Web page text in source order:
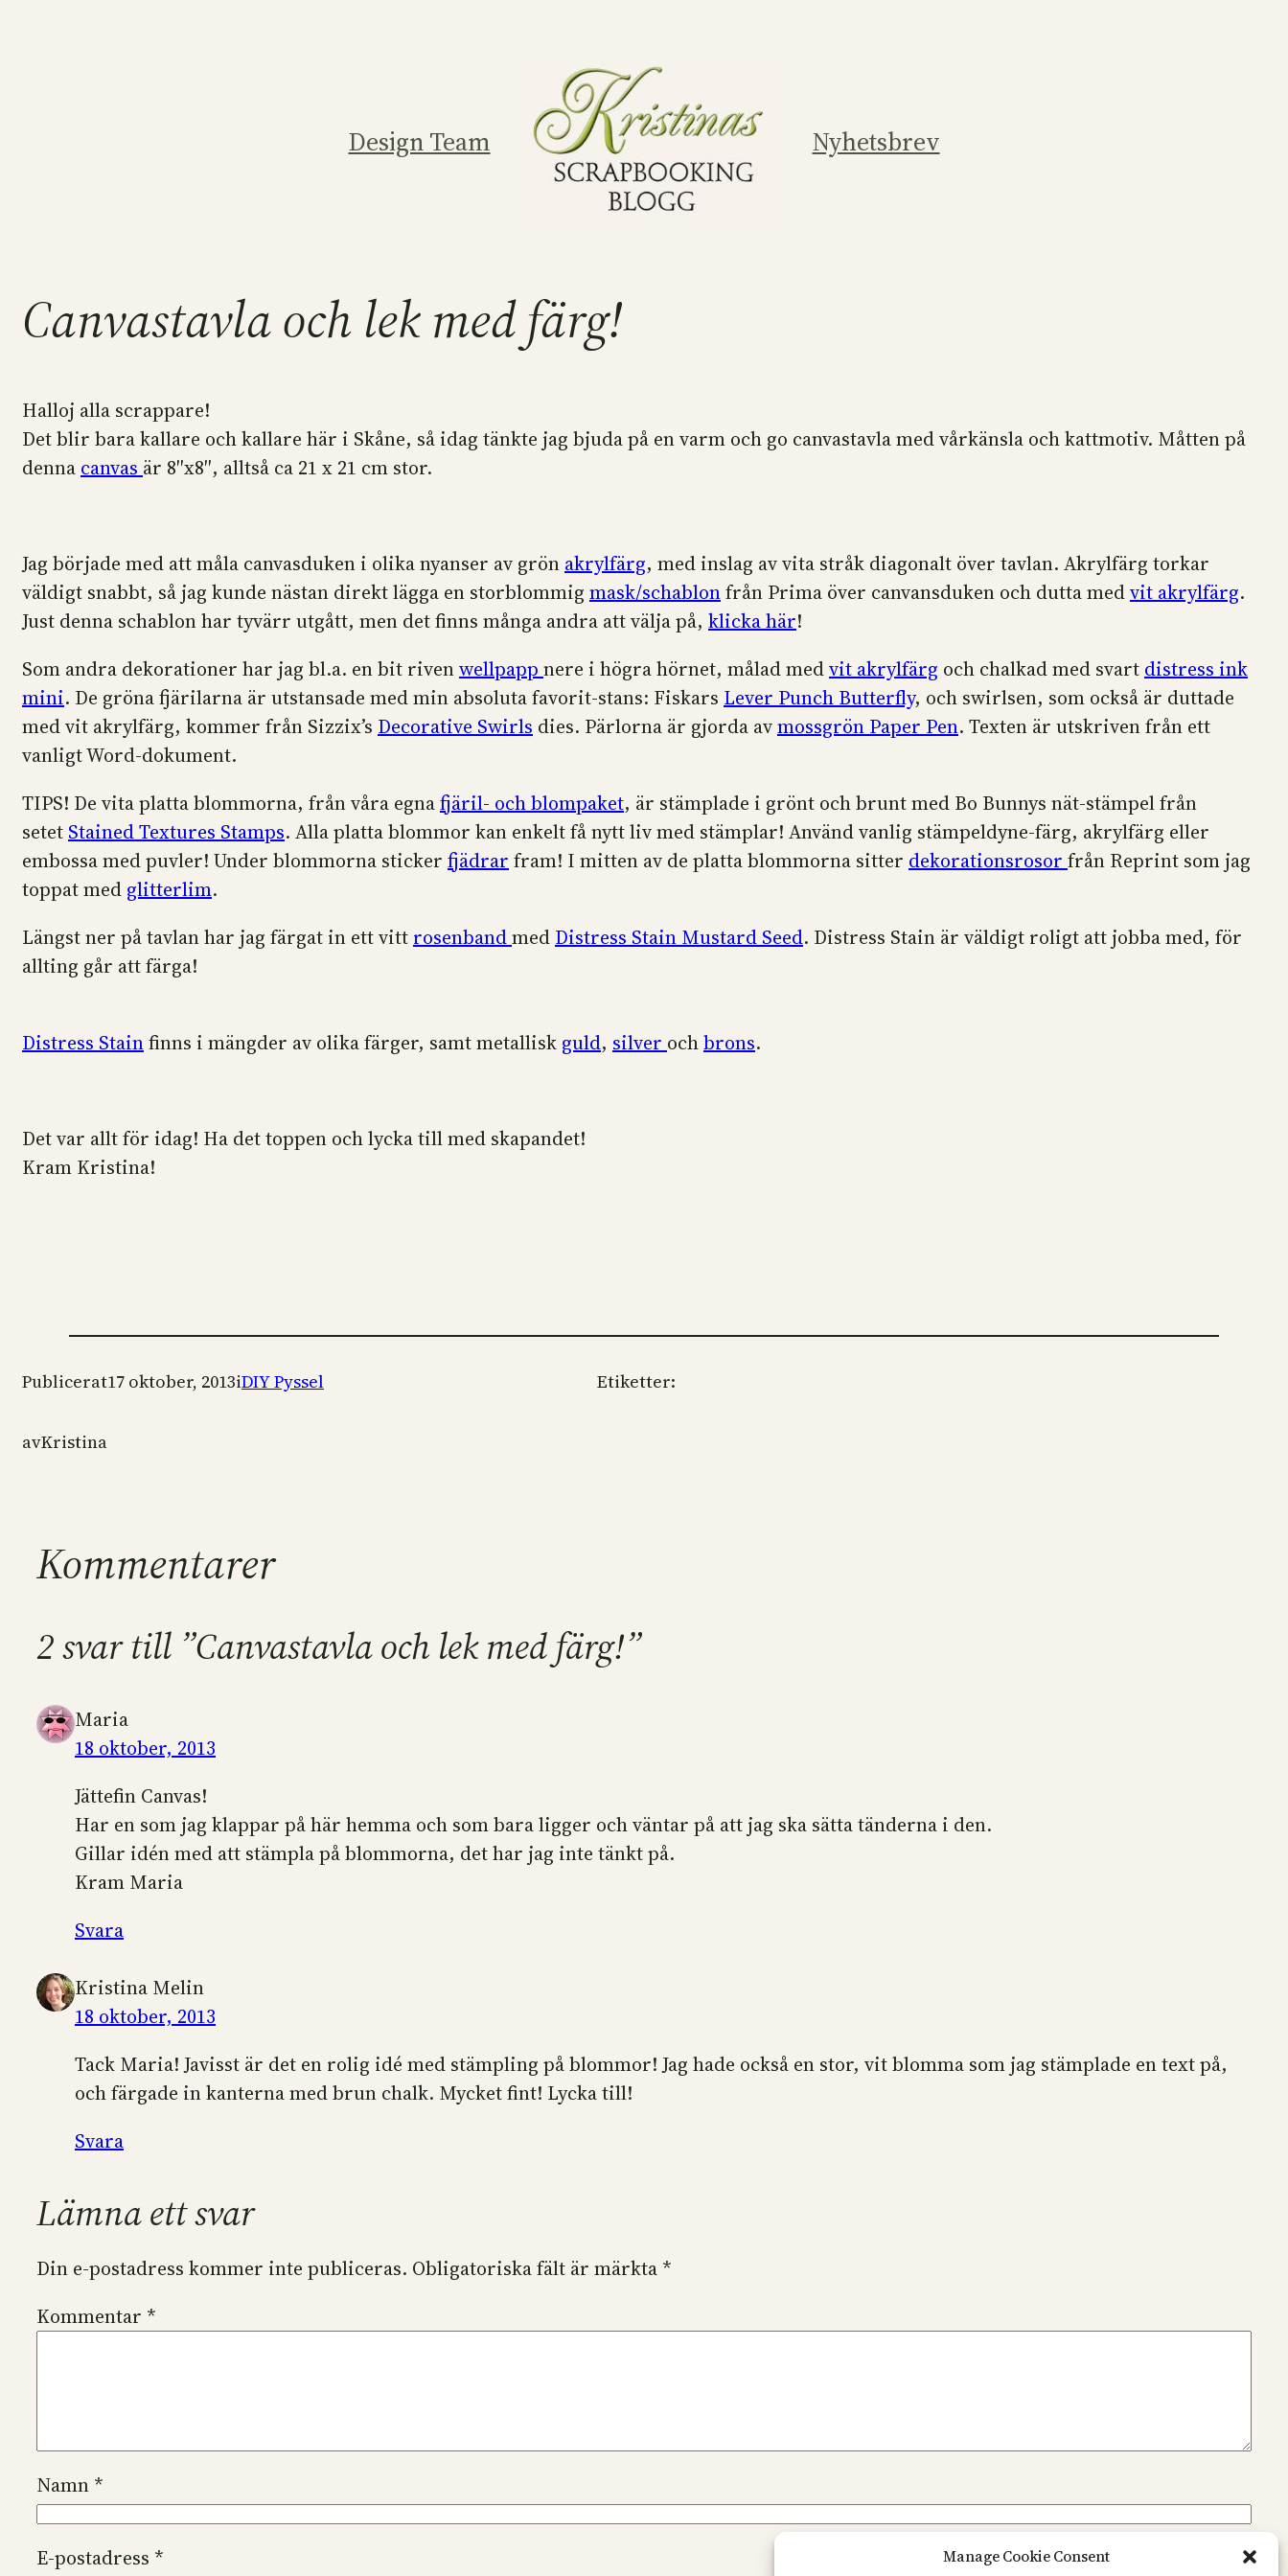
Manage Cookie Consent
Design Team Nyhetsbrev
Canvastavla och lek med färg!
Halloj alla scrappare!
Det blir bara kallare och kallare här i Skåne, så idag tänkte jag bjuda på en varm och go canvastavla med vårkänsla och kattmotiv. Måtten på
denna canvas är 8″x8″, alltså ca 21 x 21 cm stor.
Jag började med att måla canvasduken i olika nyanser av grön akrylfärg, med inslag av vita stråk diagonalt över tavlan. Akrylfärg torkar
väldigt snabbt, så jag kunde nästan direkt lägga en storblommig mask/schablonfrån Prima över canvansduken och dutta medvit akrylfärg.
Just denna schablon har tyvärr utgått, men det finns många andra att välja på, klicka här!
Som andra dekorationer har jag bl.a. en bit rivenwellpapp nere i högra hörnet, målad medvit akrylfärg och chalkad med svart distress ink
mini. De gröna fjärilarna är utstansade med min absoluta favorit-stans: Fiskars Lever Punch Butterfly, och swirlsen, som också är duttade
med vit akrylfärg, kommer från Sizzix’s Decorative Swirls dies. Pärlorna är gjorda avmossgrön Paper Pen. Texten är utskriven från ett
vanligt Word-dokument.
TIPS! De vita platta blommorna, från våra egnafjäril- och blompaket, är stämplade i grönt och brunt med Bo Bunnys nät-stämpel från
setet Stained Textures Stamps. Alla platta blommor kan enkelt få nytt liv med stämplar! Använd vanlig stämpeldyne-färg, akrylfärg eller
embossa med puvler! Under blommorna sticker fjädrar fram! I mitten av de platta blommorna sitter dekorationsrosor från Reprint som jag
toppat med glitterlim.
Längst ner på tavlan har jag färgat in ett vitt rosenbandmed Distress Stain Mustard Seed. Distress Stain är väldigt roligt att jobba med, för
allting går att färga!
Distress Stainfinns i mängder av olika färger, samt metallisk guld, silver ochbrons.
Det var allt för idag! Ha det toppen och lycka till med skapandet!
Kram Kristina!
Publicerat17 oktober, 2013iDIY Pyssel
avKristina
Etiketter:
Kommentarer
2 svar till ”Canvastavla och lek med färg!”
Maria
18 oktober, 2013
Jättefin Canvas!
Har en som jag klappar på här hemma och som bara ligger och väntar på att jag ska sätta tänderna i den.
Gillar idén med att stämpla på blommorna, det har jag inte tänkt på.
Kram Maria
Svara
Kristina Melin
18 oktober, 2013
Tack Maria! Javisst är det en rolig idé med stämpling på blommor! Jag hade också en stor, vit blomma som jag stämplade en text på,
och färgade in kanterna med brun chalk. Mycket fint! Lycka till!
Svara
Lämna ett svar
Din e-postadress kommer inte publiceras. Obligatoriska fält är märkta *
Kommentar *
Namn *
E-postadress *